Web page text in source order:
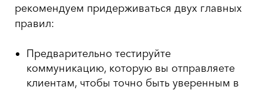
рекомендуем придерживаться двух главных
правил:
Предварительно тестируйте
коммуникацию, которую вы отправляете
клиентам, чтобы точно быть уверенным в